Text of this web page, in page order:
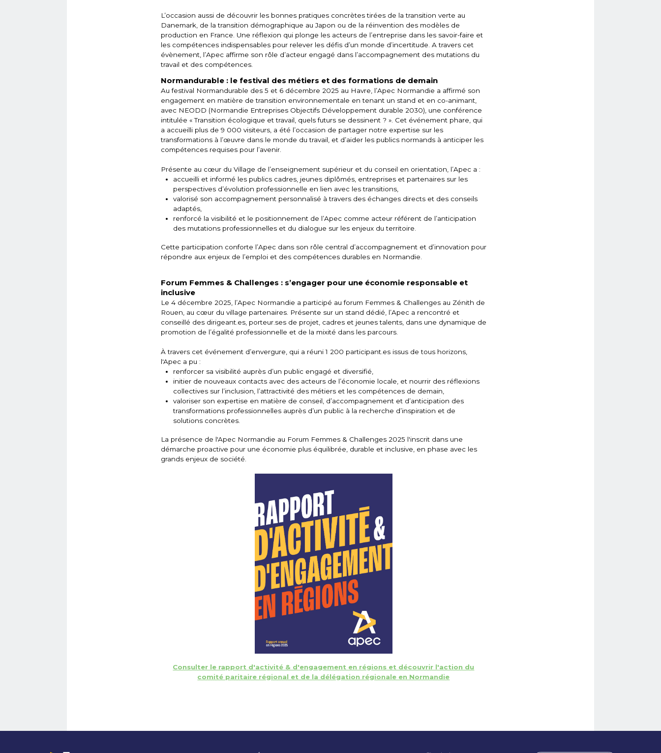
L’occasion aussi de découvrir les bonnes pratiques concrètes tirées de la transition verte au
Danemark, de la transition démographique au Japon ou de la réinvention des modèles de
production en France. Une réflexion qui plonge les acteurs de l’entreprise dans les savoir-faire et
les compétences indispensables pour relever les défis d’un monde d’incertitude. A travers cet
évènement, l’Apec affirme son rôle d’acteur engagé dans l’accompagnement des mutations du
travail et des compétences.
Normandurable : le festival des métiers et des formations de demain
Au festival Normandurable des 5 et 6 décembre 2025 au Havre, l’Apec Normandie a affirmé son
engagement en matière de transition environnementale en tenant un stand et en co-animant,
avec NEODD (Normandie Entreprises Objectifs Développement durable 2030), une conférence
intitulée « Transition écologique et travail, quels futurs se dessinent ? ». Cet événement phare, qui
a accueilli plus de 9 000 visiteurs, a été l’occasion de partager notre expertise sur les
transformations à l’œuvre dans le monde du travail, et d’aider les publics normands à anticiper les
compétences requises pour l’avenir.
Présente au cœur du Village de l’enseignement supérieur et du conseil en orientation, l’Apec a :
accueilli et informé les publics cadres, jeunes diplômés, entreprises et partenaires sur les
perspectives d’évolution professionnelle en lien avec les transitions,
valorisé son accompagnement personnalisé à travers des échanges directs et des conseils
adaptés,
renforcé la visibilité et le positionnement de l’Apec comme acteur référent de l’anticipation
des mutations professionnelles et du dialogue sur les enjeux du territoire.
Cette participation conforte l’Apec dans son rôle central d’accompagnement et d’innovation pour
répondre aux enjeux de l’emploi et des compétences durables en Normandie.
Forum Femmes & Challenges : s’engager pour une économie responsable et
inclusive
Le 4 décembre 2025, l’Apec Normandie a participé au forum Femmes & Challenges au Zénith de
Rouen, au cœur du village partenaires. Présente sur un stand dédié, l’Apec a rencontré et
conseillé des dirigeant.es, porteur.ses de projet, cadres et jeunes talents, dans une dynamique de
promotion de l’égalité professionnelle et de la mixité dans les parcours.
À travers cet événement d’envergure, qui a réuni 1 200 participant.es issus de tous horizons,
l'Apec a pu :
renforcer sa visibilité auprès d’un public engagé et diversifié,
initier de nouveaux contacts avec des acteurs de l’économie locale, et nourrir des réflexions
collectives sur l’inclusion, l’attractivité des métiers et les compétences de demain,
valoriser son expertise en matière de conseil, d’accompagnement et d’anticipation des
transformations professionnelles auprès d’un public à la recherche d’inspiration et de
solutions concrètes.
La présence de l'Apec Normandie au Forum Femmes & Challenges 2025 l'inscrit dans une
démarche proactive pour une économie plus équilibrée, durable et inclusive, en phase avec les
grands enjeux de société.
Consulter le rapport d'activité & d'engagement en régions et découvrir l'action du
comité paritaire régional et de la délégation régionale en Normandie